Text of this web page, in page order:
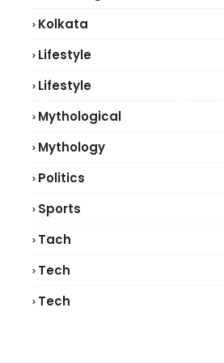
Kolkata
Lifestyle
Lifestyle
Mythological
Mythology
Politics
Sports
Tach
Tech
Tech